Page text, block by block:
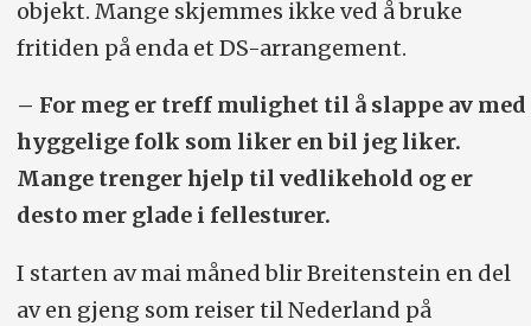
objekt. Mange skjemmes ikke ved å bruke
fritiden på enda et DS-arrangement.
– For meg er treff mulighet til å slappe av med
hyggelige folk som liker en bil jeg liker.
Mange trenger hjelp til vedlikehold og er
desto mer glade i fellesturer.
I starten av mai måned blir Breitenstein en del
av en gjeng som reiser til Nederland på